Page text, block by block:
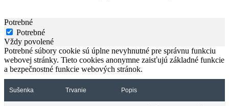
Potrebné
Potrebné
Vždy povolené
Potrebné súbory cookie sú úplne nevyhnutné pre správnu funkciu
webovej stránky. Tieto cookies anonymne zaisťujú základné funkcie
a bezpečnostné funkcie webových stránok.
Sušenka Trvanie Popis